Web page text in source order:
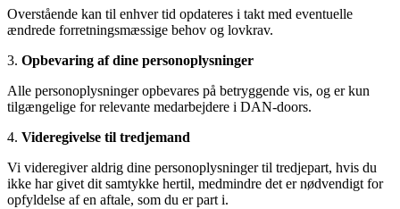
Overstående kan til enhver tid opdateres i takt med eventuelle
ændrede forretningsmæssige behov og lovkrav.
3. Opbevaring af dine personoplysninger
Alle personoplysninger opbevares på betryggende vis, og er kun
tilgængelige for relevante medarbejdere i DAN-doors.
4. Videregivelse til tredjemand
Vi videregiver aldrig dine personoplysninger til tredjepart, hvis du
ikke har givet dit samtykke hertil, medmindre det er nødvendigt for
opfyldelse af en aftale, som du er part i.